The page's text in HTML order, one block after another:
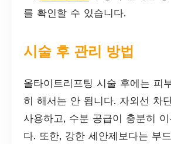
를 확인할 수 있습니다.
시술 후 관리 방법
올타이트리프팅 시술 후에는 피
히 해서는 안 됩니다. 자외선 차
사용하고, 수분 공급이 충분히
다. 또한, 강한 세안제보다는 부